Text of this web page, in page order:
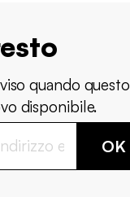
quando questo
disponibile.
OK